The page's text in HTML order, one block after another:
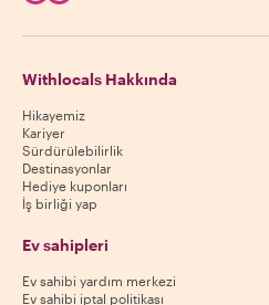
Withlocals Hakkında
Hikayemiz
Kariyer
Sürdürülebilirlik
Destinasyonlar
Hediye kuponları
İş birliği yap
Ev sahipleri
Ev sahibi yardım merkezi
Ev sahibi iptal politikası